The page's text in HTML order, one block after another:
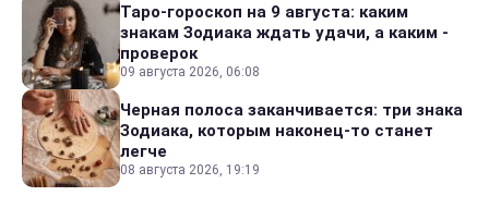
Таро-гороскоп на 9 августа: каким
знакам Зодиака ждать удачи, а каким -
проверок
09 августа 2026, 06:08
Черная полоса заканчивается: три знака
Зодиака, которым наконец-то станет
легче
08 августа 2026, 19:19